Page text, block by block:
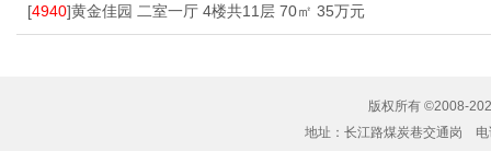
[4940]黄金佳园 二室一厅 4楼共11层 70㎡ 35万元
版权所有 ©2008-
地址：长江路煤炭巷交通岗